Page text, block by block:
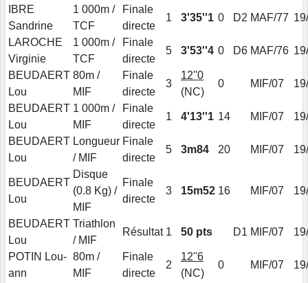
IBRE
Sandrine
1 000m /
TCF
Finale
directe
1 3'35''1 0 D2 MAF/77
LAROCHE
Virginie
1 000m /
TCF
Finale
directe
5 3'53''4 0 D6 MAF/76
BEUDAERT
Lou
80m /
MIF
Finale
directe
3
12''0
(NC)
0 MIF/07
BEUDAERT
Lou
1 000m /
MIF
Finale
directe
1 4'13''1 14 MIF/07
BEUDAERT
Lou
Longueur
/ MIF
Finale
directe
5 3m84 20 MIF/07
BEUDAERT
Lou
Disque
(0.8 Kg) /
MIF
Finale
directe
3 15m52 16 MIF/07
BEUDAERT
Lou
Triathlon
/ MIF
Résultat 1 50 pts D1 MIF/07
POTIN Lou-
ann
80m /
MIF
Finale
directe
2
12''6
(NC)
0 MIF/07